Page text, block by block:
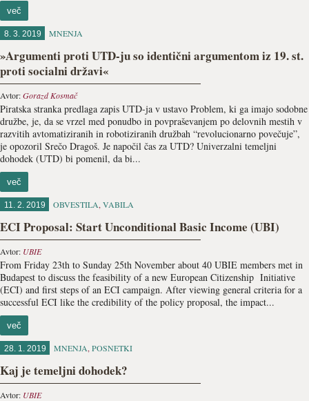
več
8. 3. 2019 MNENJA
»Argumenti proti UTD-ju so identični argumentom iz 19. st.
proti socialni državi«
Avtor:Gorazd Kosmač
Piratska stranka predlaga zapis UTD-ja v ustavo Problem, ki ga imajo sodobne
družbe, je, da se vrzel med ponudbo in povpraševanjem po delovnih mestih v
razvitih avtomatiziranih in robotiziranih družbah “revolucionarno povečuje”,
je opozoril Srečo Dragoš. Je napočil čas za UTD? Univerzalni temeljni
dohodek (UTD) bi pomenil, da bi...
več
11. 2. 2019 OBVESTILA, VABILA
ECI Proposal: Start Unconditional Basic Income (UBI)
Avtor: UBIE
From Friday 23th to Sunday 25th November about 40 UBIE members met in
Budapest to discuss the feasibility of a new European Citizenship Initiative
(ECI) and first steps of an ECI campaign. After viewing general criteria for a
successful ECI like the credibility of the policy proposal, the impact...
več
28. 1. 2019 MNENJA, POSNETKI
Kaj je temeljni dohodek?
Avtor: UBIE